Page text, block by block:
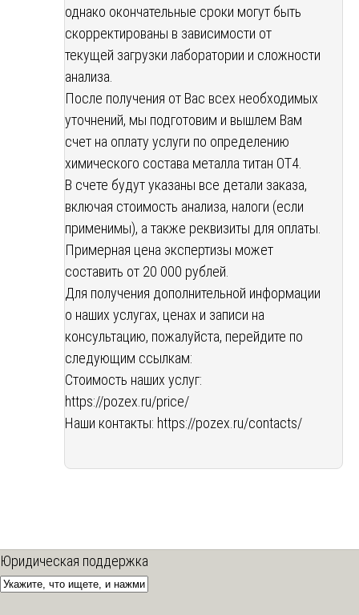
однако окончательные сроки могут быть
скорректированы в зависимости от
текущей загрузки лаборатории и сложности
анализа.
После получения от Вас всех необходимых
уточнений, мы подготовим и вышлем Вам
счет на оплату услуги по определению
химического состава металла титан ОТ4.
В счете будут указаны все детали заказа,
включая стоимость анализа, налоги (если
применимы), а также реквизиты для оплаты.
Примерная цена экспертизы может
составить от 20 000 рублей.
Для получения дополнительной информации
о наших услугах, ценах и записи на
консультацию, пожалуйста, перейдите по
следующим ссылкам:
Стоимость наших услуг:
https://pozex.ru/price/
Наши контакты: https://pozex.ru/contacts/
Юридическая поддержка